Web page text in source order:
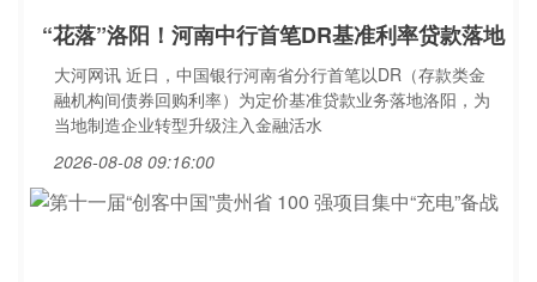
“花落”洛阳！河南中行首笔DR基准利率贷款落地
大河网讯 近日，中国银行河南省分行首笔以DR（存款类金
融机构间债券回购利率）为定价基准贷款业务落地洛阳，为
当地制造企业转型升级注入金融活水
2026-08-08 09:16:00